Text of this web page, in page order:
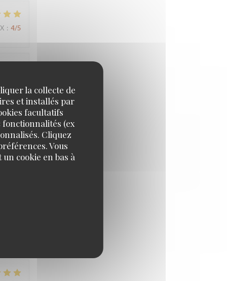
la collecte de
et installés par
facultatifs
(ex
Cliquez
Vous
cookie en bas à
: 4/5
: 5/5